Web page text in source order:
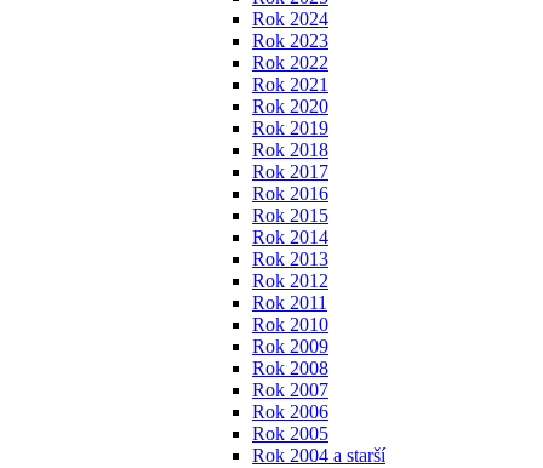
Rok 2024
Rok 2023
Rok 2022
Rok 2021
Rok 2020
Rok 2019
Rok 2018
Rok 2017
Rok 2016
Rok 2015
Rok 2014
Rok 2013
Rok 2012
Rok 2011
Rok 2010
Rok 2009
Rok 2008
Rok 2007
Rok 2006
Rok 2005
Rok 2004 a starší